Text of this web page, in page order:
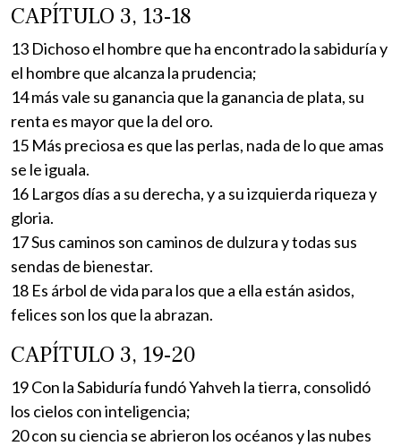
CAPÍTULO 3, 13-18
13 Dichoso el hombre que ha encontrado la sabiduría y
el hombre que alcanza la prudencia;
14 más vale su ganancia que la ganancia de plata, su
renta es mayor que la del oro.
15 Más preciosa es que las perlas, nada de lo que amas
se le iguala.
16 Largos días a su derecha, y a su izquierda riqueza y
gloria.
17 Sus caminos son caminos de dulzura y todas sus
sendas de bienestar.
18 Es árbol de vida para los que a ella están asidos,
felices son los que la abrazan.
CAPÍTULO 3, 19-20
19 Con la Sabiduría fundó Yahveh la tierra, consolidó
los cielos con inteligencia;
20 con su ciencia se abrieron los océanos y las nubes